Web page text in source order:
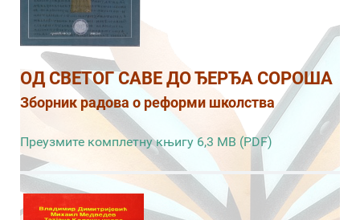
ОД СВЕТОГ САВЕ ДО ЂЕРЂА СОРОША
Зборник радова о реформи школства
Преузмите комплетну књигу 6,3 MB (PDF)